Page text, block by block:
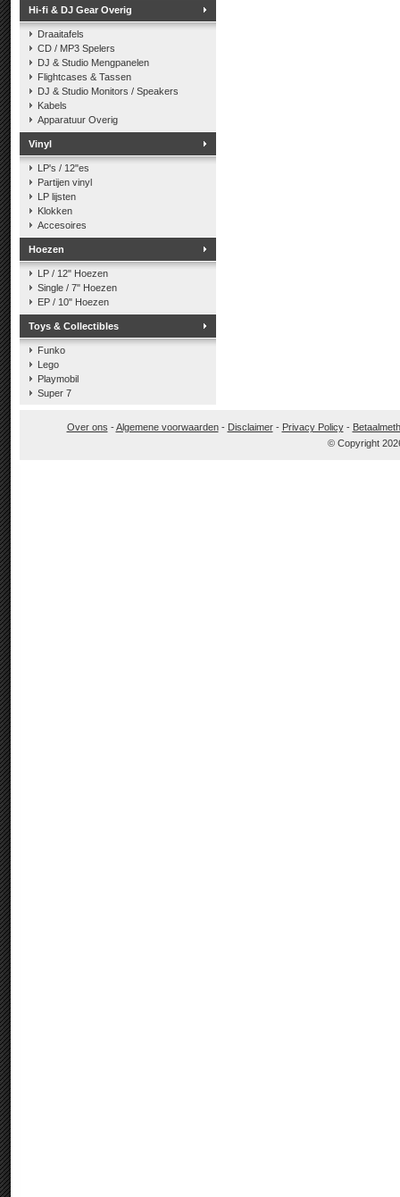
Hi-fi & DJ Gear Overig
Draaitafels
CD / MP3 Spelers
DJ & Studio Mengpanelen
Flightcases & Tassen
DJ & Studio Monitors / Speakers
Kabels
Apparatuur Overig
Vinyl
LP's / 12"es
Partijen vinyl
LP lijsten
Klokken
Accesoires
Hoezen
LP / 12" Hoezen
Single / 7" Hoezen
EP / 10" Hoezen
Toys & Collectibles
Funko
Lego
Playmobil
Super 7
Over ons -Algemene voorwaarden- Disclaimer- Privacy Policy-
© Copyright